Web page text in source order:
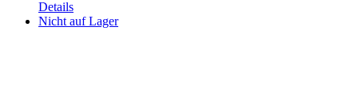
Details
Nicht auf Lager